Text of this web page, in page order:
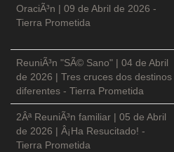
OraciÃ³n | 09 de Abril de 2026 -
Tierra Prometida
ReuniÃ³n "SÃ© Sano" | 04 de Abril
de 2026 | Tres cruces dos destinos
diferentes - Tierra Prometida
2Âª ReuniÃ³n familiar | 05 de Abril
de 2026 | Â¡Ha Resucitado! -
Tierra Prometida